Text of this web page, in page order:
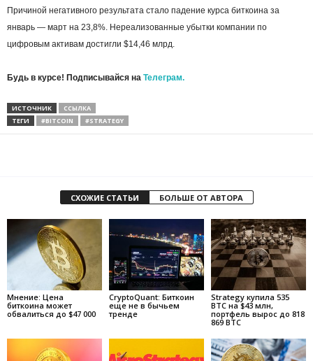
Причиной негативного результата стало падение курса биткоина за
январь — март на 23,8%. Нереализованные убытки компании по
цифровым активам достигли $14,46 млрд.
Будь в курсе! Подписывайся на Телеграм.
ИСТОЧНИК
ССЫЛКА
ТЕГИ
#BITCOIN #STRATEGY
СХОЖИЕ СТАТЬИ БОЛЬШЕ ОТ АВТОРА
Мнение: Цена
биткоина может
обвалиться до $47 000
CryptoQuant: Биткоин
еще не в бычьем
тренде
Strategy купила 535
BTC на $43 млн,
портфель вырос до 818
869 BTC